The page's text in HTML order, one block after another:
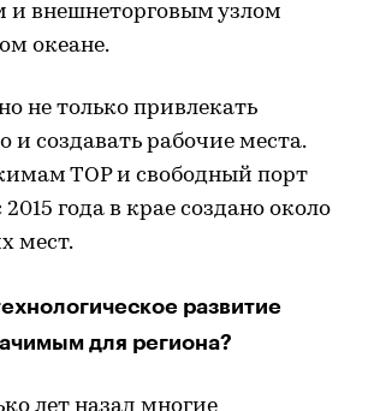
и внешнеторговым узлом
океане.
не только привлекать
и создавать рабочие места.
ТОР и свободный порт
года в крае создано около
мест.
развитие
для региона?